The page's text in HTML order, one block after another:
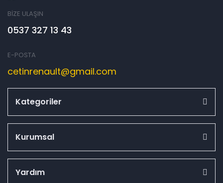
BİZE ULAŞIN
0537 327 13 43
E-POSTA
cetinrenault@gmail.com
Kategoriler
Kurumsal
Yardım